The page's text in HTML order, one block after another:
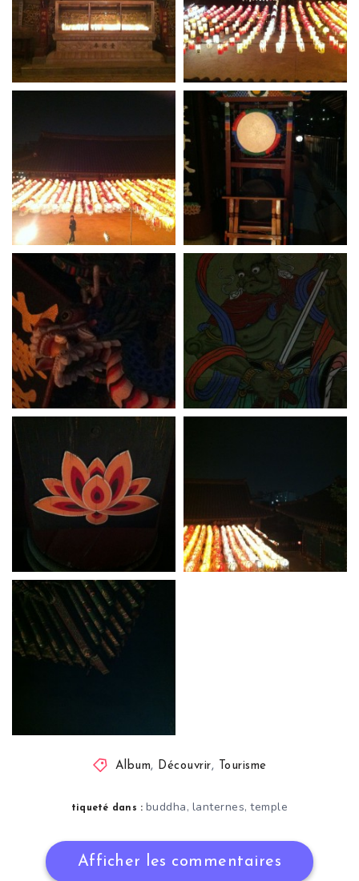
Album, Découvrir, Tourisme
tiqueté dans : buddha, lanternes,temple
Afficher les commentaires